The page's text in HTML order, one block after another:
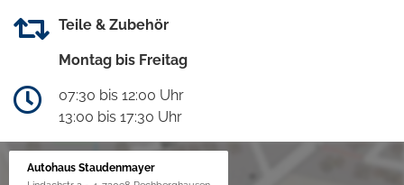
Teile & Zubehör
Montag bis Freitag
07:30 bis 12:00 Uhr
13:00 bis 17:30 Uhr
Autohaus Staudenmayer